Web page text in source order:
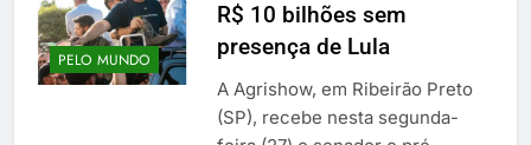
PELO MUNDO
R$ 10 bilhões sem
presença de Lula
A Agrishow, em Ribeirão Preto
(SP), recebe nesta segunda-